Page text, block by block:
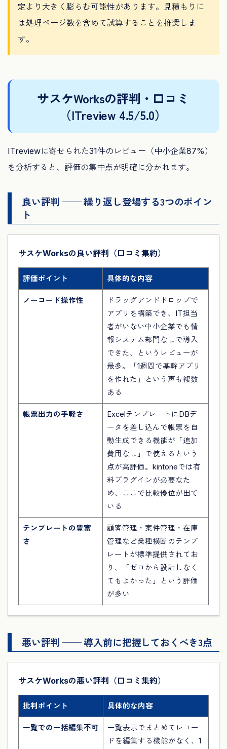
定より大きく膨らむ可能性があります。見積もりに
は処理ページ数を含めて試算することを推奨しま
す。
サスケWorksの評判・口コミ
（ITreview 4.5/5.0）
ITreviewに寄せられた31件のレビュー（中小企業87%）
を分析すると、評価の集中点が明確に分かれます。
良い評判 ── 繰り返し登場する3つのポイン
ト
サスケWorksの良い評判（口コミ集約）
評価ポイント 具体的な内容
ノーコード操作性
ドラッグアンドドロップで
アプリを構築でき、IT担当
者がいない中小企業でも情
報システム部門なしで導入
できた、というレビューが
最多。「1週間で基幹アプリ
を作れた」という声も複数
ある
帳票出力の手軽さ
ExcelテンプレートにDBデ
ータを差し込んで帳票を自
動生成できる機能が「追加
費用なし」で使えるという
点が高評価。kintoneでは有
料プラグインが必要なた
め、ここで比較優位が出て
いる
テンプレートの豊富
さ
顧客管理・案件管理・在庫
管理など業種横断のテンプ
レートが標準提供されてお
り、「ゼロから設計しなく
てもよかった」という評価
が多い
悪い評判 ── 導入前に把握しておくべき3点
サスケWorksの悪い評判（口コミ集約）
批判ポイント 具体的な内容
一覧での一括編集不可
一覧表示でまとめてレコー
ドを編集する機能がなく、1